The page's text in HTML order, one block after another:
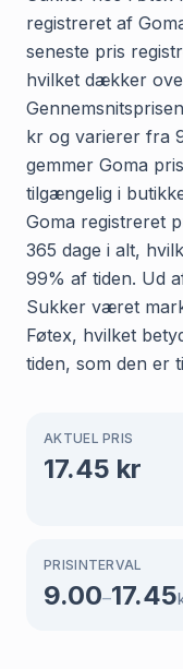
registreret af
seneste pris
hvilket dækker
kr og varierer fra
gemmer Goma
tilgængelig i
Goma registreret
365 dage i alt,
99% af tiden. Ud
Sukker været
Føtex, hvilket
tiden, som den er
AKTUEL PRIS
17.45 kr
PRISINTERVAL
9.00–17.45